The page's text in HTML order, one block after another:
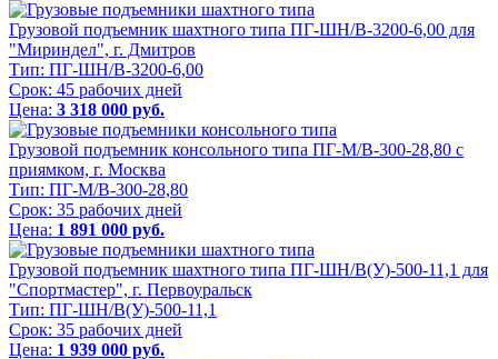
Грузовой подъемник шахтного типа ПГ-ШН/В-3200-6,00 для
"Мириндел", г. Дмитров
Тип: ПГ-ШН/В-3200-6,00
Срок: 45 рабочих дней
Цена: 3 318 000 руб.
Грузовой подъемник консольного типа ПГ-М/В-300-28,80 с
приямком, г. Москва
Тип: ПГ-М/В-300-28,80
Срок: 35 рабочих дней
Цена: 1 891 000 руб.
Грузовой подъемник шахтного типа ПГ-ШН/В(У)-500-11,1 для
"Спортмастер", г. Первоуральск
Тип: ПГ-ШН/В(У)-500-11,1
Срок: 35 рабочих дней
Цена: 1 939 000 руб.